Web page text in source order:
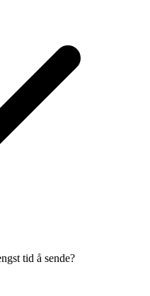
tid å sende?